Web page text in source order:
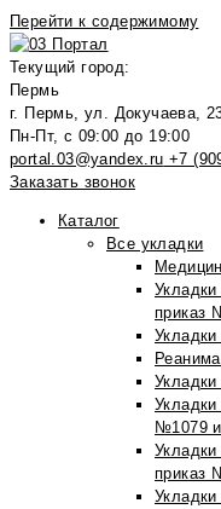
Перейти к содержимому
Текущий город:
Пермь
г. Пермь, ул. Докучаева,
Пн-Пт, с 09:00 до 19:00
portal.03@yandex.ru +7
Заказать звонок
Каталог
Все укладки
приказ
№1079
приказ